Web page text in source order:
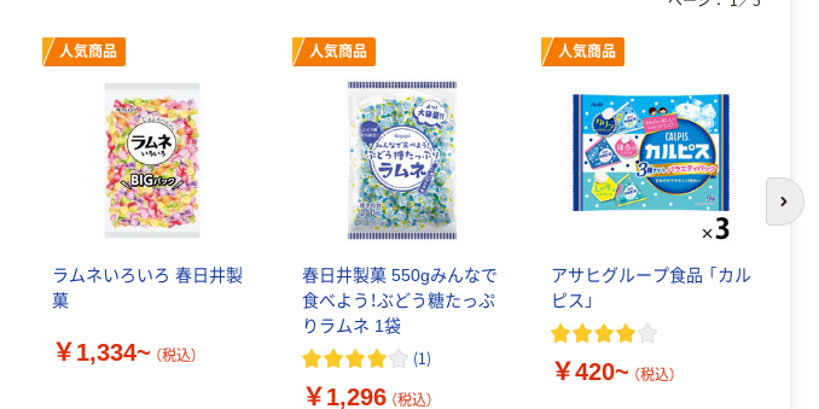
人気商品
ラムネいろいろ 春日井製
菓
￥1,334~ （税込）
人気商品
春日井製菓 550gみんなで
食べよう！ぶどう糖たっぷ
りラムネ 1袋
(1)
￥1,296 （税込）
人気商品
アサヒグループ食品 「カル
ピス」
￥420~ （税込）
次
オリジナル
【アスクル限定】
ファーストレイ
本気プライス
レのおそうじシ
ート 大王製紙
オリジナル
コピー用紙 ア
スクル マルチ